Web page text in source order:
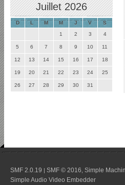
Juillet 2026
D L M M J V
S
1
2 3 4
5 6 7 8 9 10 11
12 13 14 15 16 17 18
19 20 21 22 23 24 25
26 27 28 29 30 31
SMF 2.0.19 | SMF © 2016 Simple
Simple Audio Video Embedder